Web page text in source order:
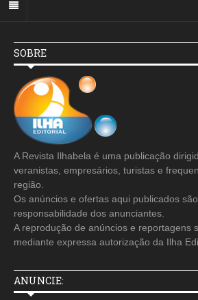
SOBRE
A Revista Ilhabela é uma publicação
veranistas, empresários, turistas e
região.
Os anúncios e ofertas aqui publicados
responsabilidade dos anunciantes.
A reprodução de anúncios e reportagens
mediante expressa autorização da Ilha
ANUNCIE: